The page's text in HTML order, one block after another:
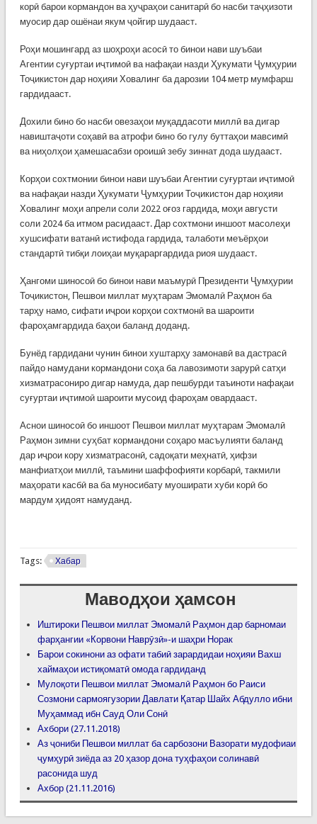
корӣ барои кормандон ва ҳуҷраҳои санитарӣ бо насби таҷҳизоти
муосир дар ошёнаи якум ҷойгир шудааст.
Роҳи мошингард аз шоҳроҳи асосӣ то бинои нави шуъбаи
Агентии суғуртаи иҷтимоӣ ва нафақаи назди Ҳукумати Ҷумҳурии
Тоҷикистон дар ноҳияи Ховалинг ба дарозии 104 метр мумфарш
гардидааст.
Дохили бино бо насби овезаҳои муқаддасоти миллӣ ва дигар
навиштаҷоти соҳавӣ ва атрофи бино бо гулу буттаҳои мавсимӣ
ва ниҳолҳои ҳамешасабзи ороишӣ зебу зиннат дода шудааст.
Корҳои сохтмонии бинои нави шуъбаи Агентии суғуртаи иҷтимоӣ
ва нафақаи назди Ҳукумати Ҷумҳурии Тоҷикистон дар ноҳияи
Ховалинг моҳи апрели соли 2022 оғоз гардида, моҳи августи
соли 2024 ба итмом расидааст. Дар сохтмони иншоот масолеҳи
хушсифати ватанӣ истифода гардида, талаботи меъёрҳои
стандартӣ тибқи лоиҳаи муқараргардида риоя шудааст.
Ҳангоми шиносоӣ бо бинои нави маъмурӣ Президенти Ҷумҳурии
Тоҷикистон, Пешвои миллат муҳтарам Эмомалӣ Раҳмон ба
тарҳу намо, сифати иҷрои корҳои сохтмонӣ ва шароити
фароҳамгардида баҳои баланд доданд.
Бунёд гардидани чунин бинои хуштарҳу замонавӣ ва дастрасӣ
пайдо намудани кормандони соҳа ба лавозимоти зарурӣ сатҳи
хизматрасониро дигар намуда, дар пешбурди таъиноти нафақаи
суғуртаи иҷтимоӣ шароити мусоид фароҳам овардааст.
Аснои шиносоӣ бо иншоот Пешвои миллат муҳтарам Эмомалӣ
Раҳмон зимни суҳбат кормандони соҳаро масъулияти баланд
дар иҷрои кору хизматрасонӣ, садоқати меҳнатӣ, ҳифзи
манфиатҳои миллӣ, таъмини шаффофияти корбарӣ, такмили
маҳорати касбӣ ва ба муносибату муоширати хуби корӣ бо
мардум ҳидоят намуданд.
Tags: Хабар
Маводҳои ҳамсон
Иштироки Пешвои миллат Эмомалӣ Раҳмон дар барномаи
фарҳангии «Корвони Наврӯзӣ»-и шаҳри Норак
Барои сокинони аз офати табиӣ зарардидаи ноҳияи Вахш
хаймаҳои истиқоматӣ омода гардиданд
Мулоқоти Пешвои миллат Эмомалӣ Раҳмон бо Раиси
Созмони сармоягузории Давлати Қатар Шайх Абдулло ибни
Муҳаммад ибн Сауд Оли Сонӣ
Ахбори (27.11.2018)
Аз ҷониби Пешвои миллат ба сарбозони Вазорати мудофиаи
ҷумҳурӣ зиёда аз 20 ҳазор дона туҳфаҳои солинавӣ
расонида шуд
Ахбор (21.11.2016)